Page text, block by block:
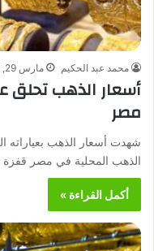
محمد عبد الحكيم مارس 29, 2025
أسعار الذهب تحلق
مصر
شهدت أسعار الذهب بعياراته
الذهب المحلية في مصر قفزة
أكمل القراءة »